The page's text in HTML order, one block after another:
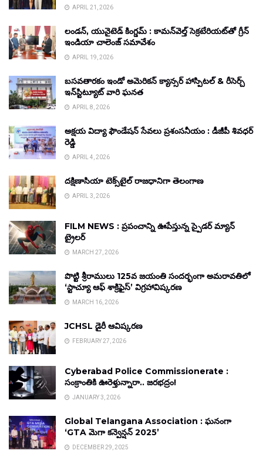
APRIL 21, 2026
లండన్, యునైటెడ్ కింగ్డమ్ : కామన్‌వెల్త్ సెక్రటేరియట్‌తో గ్రీన్
ఇండియా చాలెంజ్ సమావేశం
APRIL 19, 2026
బసవతారకం ఇండో అమెరికన్ క్యాన్సర్ హాస్పిటల్ & రీసెర్చ్
ఇన్‌స్టిట్యూట్ వారి ఘనత
APRIL 8, 2026
అక్షయ విద్యా ఫౌండేషన్ సేవలు ప్రశంసనీయం : డీజీపీ శివధర్
రెడ్డి
APRIL 4, 2026
దక్షిణాసియా టెక్స్‌టైల్ రాజధానిగా తెలంగాణ
APRIL 3, 2026
FILM NEWS : ప్రపంచాన్ని ఊపేస్తున్న స్పైడర్ మ్యాన్
ట్రైలర్
MARCH 27, 2026
పొట్టి శ్రీరాములు 125వ జయంతి సందర్భంగా అమరావతిలో
‘స్టాచ్యూ ఆఫ్ శాక్రిఫైస్’ విగ్రహావిష్కరణ
MARCH 16, 2026
JCHSL డైరీ ఆవిష్కరణ
FEBRUARY 27, 2026
Cyberabad Police Commissionerate :
సంక్రాంతికి ఊరెళ్తున్నారా.. జరభద్రం!
JANUARY 3, 2026
Global Telangana Association : ఘనంగా
‘GTA మెగా కన్వెన్షన్ 2025’
DECEMBER 29, 2025